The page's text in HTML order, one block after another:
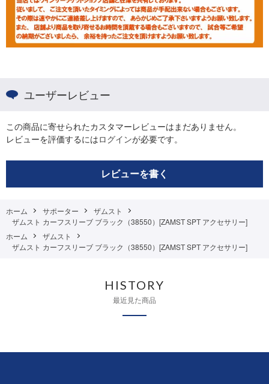
ユーザーレビュー
この商品に寄せられたカスタマーレビューはまだありません。
レビューを評価するにはログインが必要です。
レビューを書く
ホーム サポーター
ザムスト
ザムスト カーフスリーブ ブラック（38550）[ZAMST SPT アクセサリー]
ホーム
ザムスト
ザムスト カーフスリーブ ブラック（38550）[ZAMST SPT アクセサリー]
HISTORY
最近見た商品